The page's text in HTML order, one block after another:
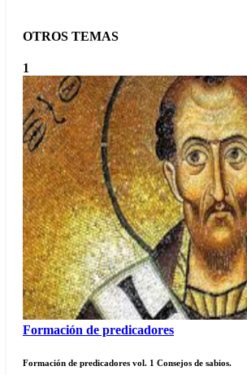
OTROS TEMAS
1
Formación de predicadores
Formación de predicadores vol. 1 Consejos de sabios.